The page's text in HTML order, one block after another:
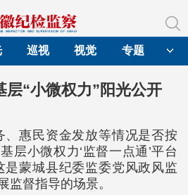
巡视 视觉 专题
层“小微权力”阳光公开
、惠民资金发放等情况是否按
层小微权力‘监督一点通’平台
蒙城县纪委监委党风政风监
监督指导的场景。